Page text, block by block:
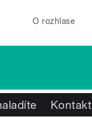
O rozhlase
Kontakt